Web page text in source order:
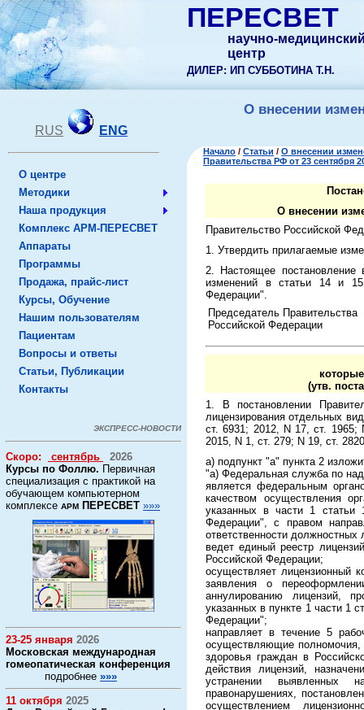
ПЕРЕСВЕТ
научно-
центр
ДИЛЕР: ИП СУББОТИНА Т.Н.
RUS ENG
О центре
Методики
Наша продукция
Комплекс АРМ-ПЕРЕСВЕТ
Аппараты
Программы
Продажа, прайс-лист
Курсы, Обучение
Нашим пользователям
Пациентам
Вопросы и ответы
Статьи, Публикации
Контакты
ЭКСПРЕСС-НОВОСТИ
Скоро: сентябрь
2026
Курсы по Фоллю. Первичная
специализация с практикой на
обучающем компьютерном
комплексе АРМ ПЕРЕСВЕТ »»»
23-25 января 2026
Московская международная
гомеопатическая конференция
подробнее »»»
11 октября 2025
О внесении
Начало / Статьи / О внесении
Правительства РФ от 23 сентября
О внесении
Правительство Российской
1. Утвердить прилагаемые
2. Настоящее
изменений в статьи 14 и
Федерации".
Председатель Правительства
Российской Федерации
(утв.
1. В постановлении
лицензирования отдельных
ст. 6931; 2012, N 17, ст.
2015, N 1, ст. 279; N 19, ст.
а) подпункт "а" пункта 2
"а) Федеральная служба по
является федеральным
качеством осуществления
указанных в части 1 статьи
Федерации", с правом
ответственности
ведет единый реестр
Российской Федерации;
осуществляет лицензионный
заявления о
аннулированию лицензий,
указанных в пункте 1 части 1
Федерации";
направляет в течение 5
осуществляющие полномочия,
здоровья граждан в
действия лицензий,
устранении выявленных
правонарушениях,
осуществлением